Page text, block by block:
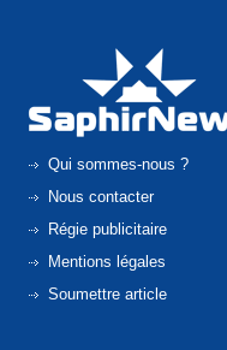
Qui sommes-nous ?
Nous contacter
Régie publicitaire
Mentions légales
Soumettre article